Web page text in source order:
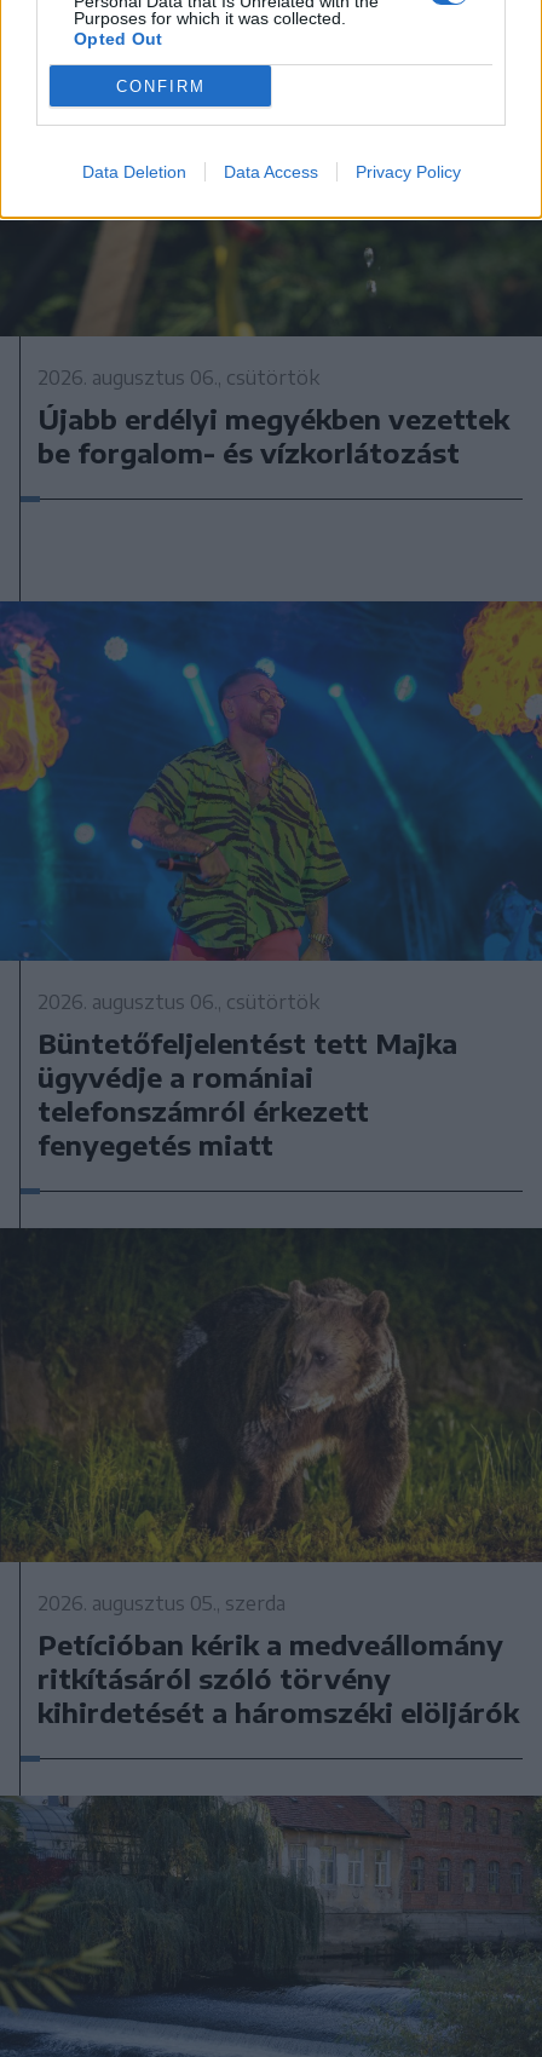
Purposes for which it was collected.
Opted Out
CONFIRM
Data Deletion Data Access Privacy Policy
2026. augusztus 06., csütörtök
Újabb erdélyi megyékben vezettek
be forgalom- és vízkorlátozást
2026. augusztus 06., csütörtök
Büntetőfeljelentést tett Majka
ügyvédje a romániai
telefonszámról érkezett
fenyegetés miatt
2026. augusztus 05., szerda
Petícióban kérik a medveállomány
ritkításáról szóló törvény
kihirdetését a háromszéki elöljárók